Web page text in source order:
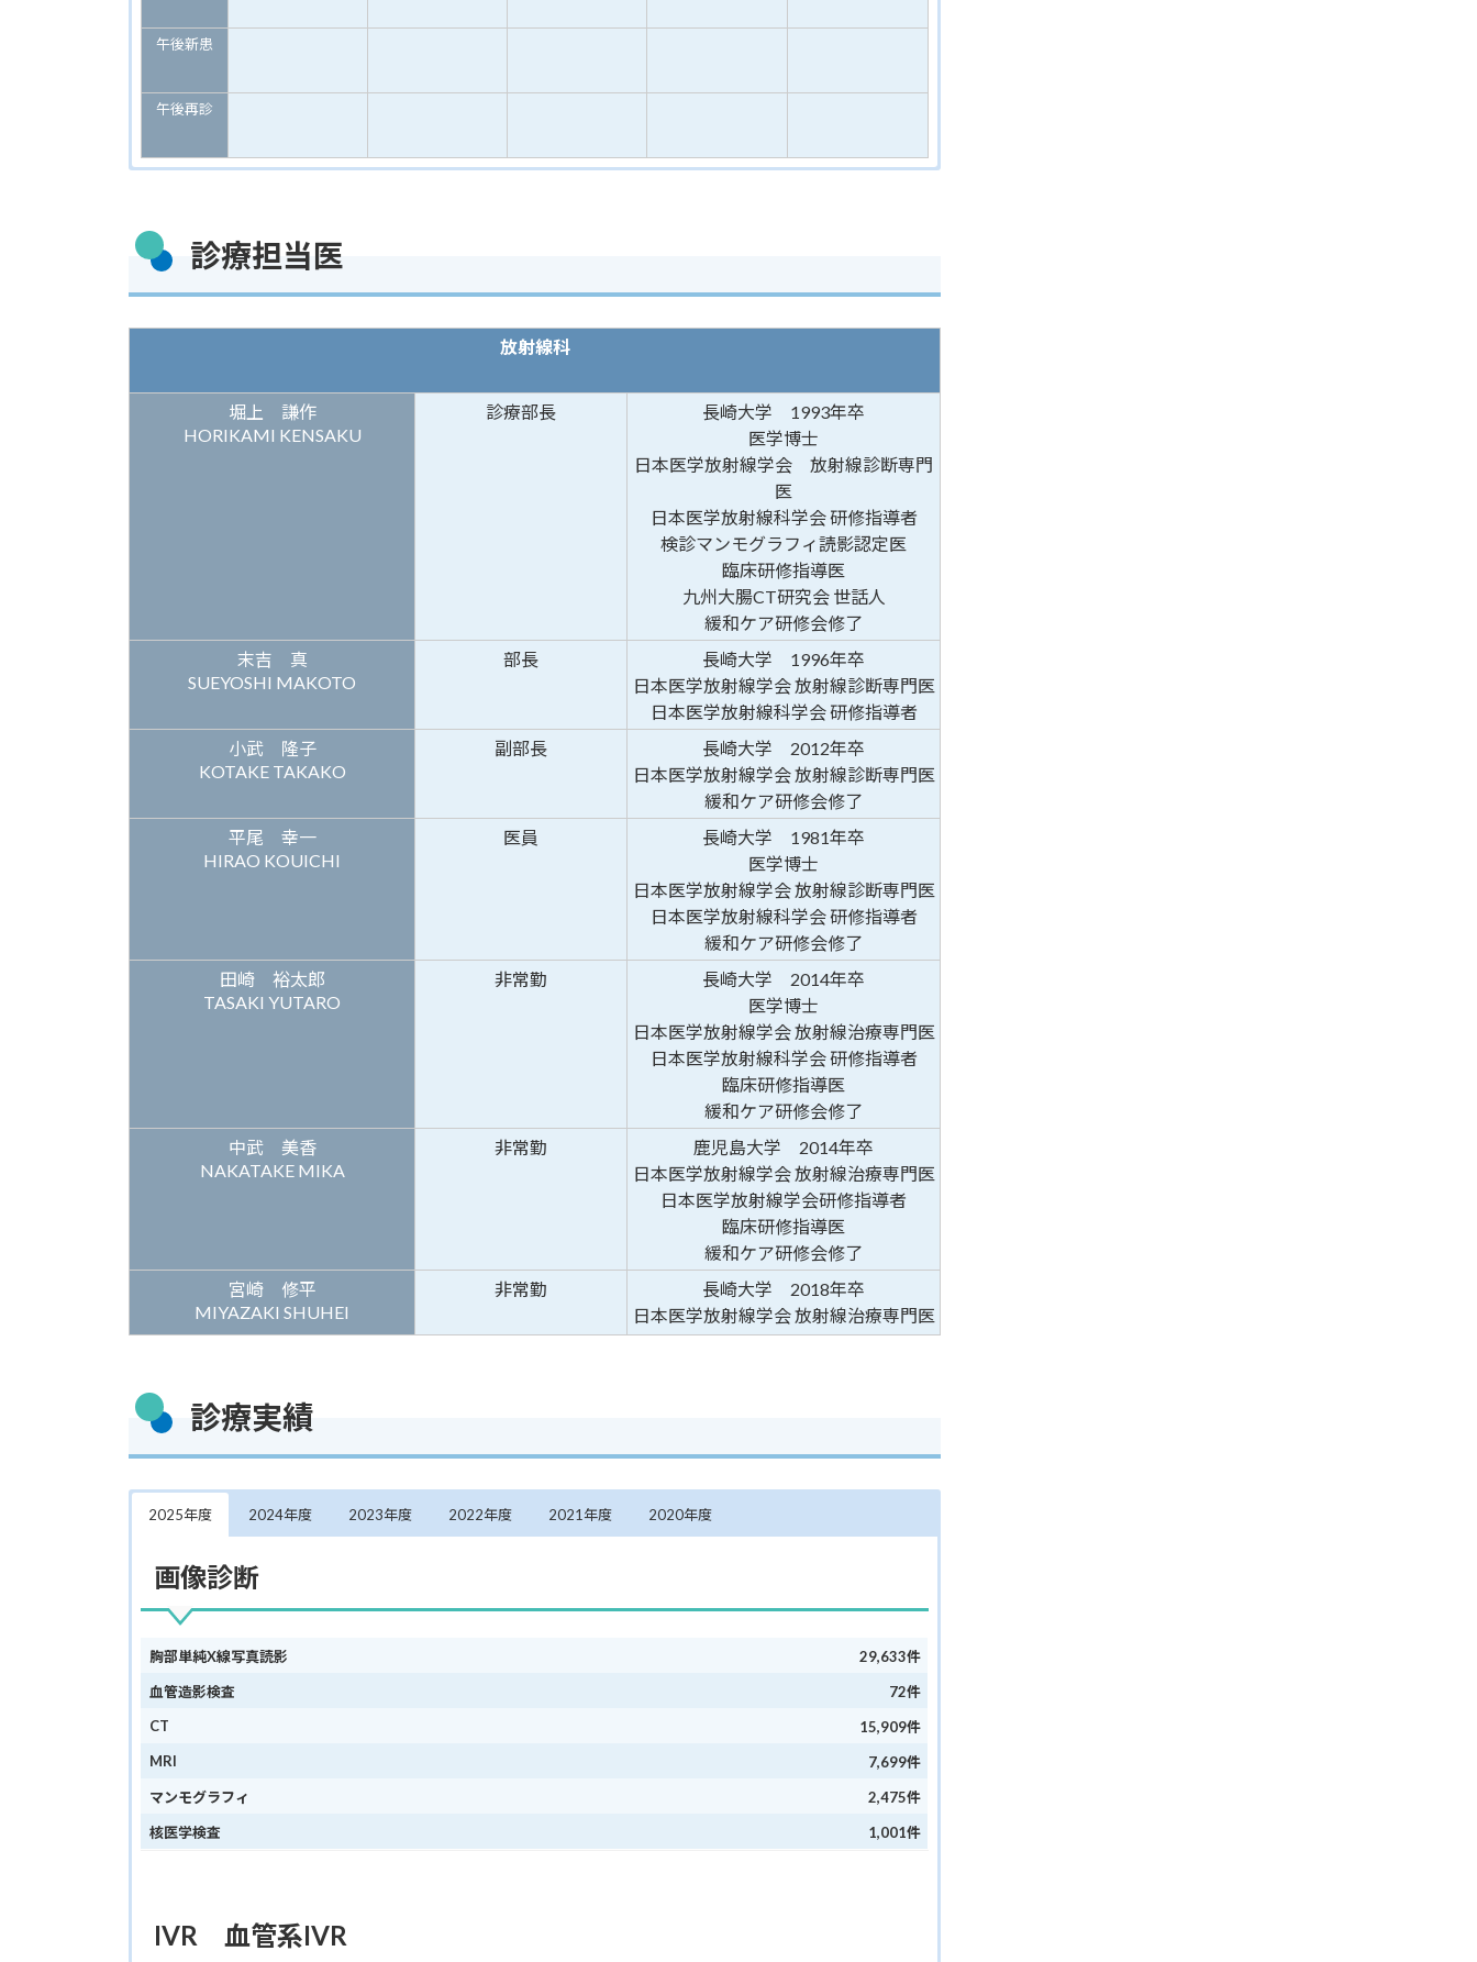
午後新患
午後再診
診療担当医
放射線科
堀上 謙作
HORIKAMI KENSAKU
診療部長
長崎大学 1993年卒
医学博士
日本医学放射線学会 放射線診断専門
医
日本医学放射線科学会 研修指導者
検診マンモグラフィ読影認定医
臨床研修指導医
九州大腸CT研究会 世話人
緩和ケア研修会修了
末吉 真
SUEYOSHI MAKOTO
部長
長崎大学 1996年卒
日本医学放射線学会 放射線診断専門医
日本医学放射線科学会 研修指導者
小武 隆子
KOTAKE TAKAKO
副部長
長崎大学 2012年卒
日本医学放射線学会 放射線診断専門医
緩和ケア研修会修了
平尾 幸一
HIRAO KOUICHI
医員
長崎大学 1981年卒
医学博士
日本医学放射線学会 放射線診断専門医
日本医学放射線科学会 研修指導者
緩和ケア研修会修了
田崎 裕太郎
TASAKI YUTARO
非常勤
長崎大学 2014年卒
医学博士
日本医学放射線学会 放射線治療専門医
日本医学放射線科学会 研修指導者
臨床研修指導医
緩和ケア研修会修了
中武 美香
NAKATAKE MIKA
非常勤
鹿児島大学 2014年卒
日本医学放射線学会 放射線治療専門医
日本医学放射線学会研修指導者
臨床研修指導医
緩和ケア研修会修了
宮崎 修平
MIYAZAKI SHUHEI
非常勤
長崎大学 2018年卒
日本医学放射線学会 放射線治療専門医
診療実績
2025年度 2024年度 2023年度 2022年度 2021年度 2020年度
画像診断
胸部単純X線写真読影
29,633件
血管造影検査
72件
CT
15,909件
MRI
7,699件
マンモグラフィ
2,475件
核医学検査
1,001件
IVR 血管系IVR